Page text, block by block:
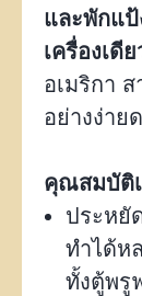
และพักแป้
เครื่องเดีย
อเมริกา
อย่างง่าย
คุณสมบัติ
ประหยั
ทำได้ห
ทั้งตู้พรู